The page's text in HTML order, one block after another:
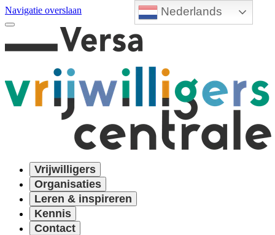
Nederlands
Navigatie overslaan
Vrijwilligers
Organisaties
Leren & inspireren
Kennis
Contact